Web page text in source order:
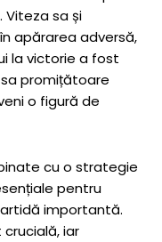
sa și
apărarea adversă,
la victorie a fost
sa promițătoare
o figură de
cu o strategie
pentru
importantă.
iar